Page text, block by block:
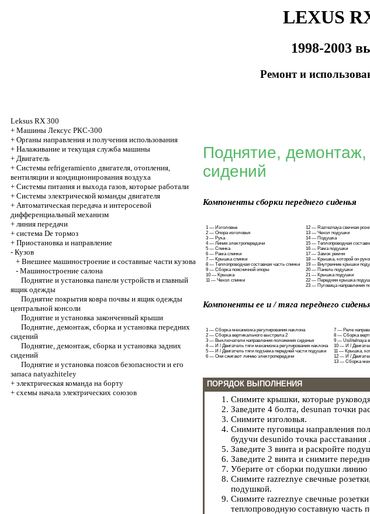
LEXUS
1998-2003
Ремонт и
Leksus RX 300
+ Машины Лексус РКС-300
+ Органы направления и получения использования
+ Налаживание и текущая служба машины
+ Двигатель
+ Системы refrigeramiento двигателя, отопления,
вентиляции и кондиционирования воздуха
+ Системы питания и выхода газов, которые работали
+ Системы электрической команды двигателя
+ Автоматическая передача и интеросевой
дифференциальный механизм
+ линия передачи
+ система De тормоз
+ Приостановка и направление
- Кузов
+ Внешнее машиностроение и составные части кузова
- Машиностроение салона
Поднятие и установка панели устройств и главный
ящик одежды
Поднятие покрытия ковра почвы и ящик одежды
центральной консоли
Поднятие и установка законченный крыши
Поднятие, демонтаж, сборка и установка передних
сидений
Поднятие, демонтаж, сборка и установка задних
сидений
Поднятие и установка поясов безопасности и его
запаса natyazhiteley
+ электрическая команда на борту
+ схемы начала электрических союзов
Поднятие, демонтаж,
сидений
Компоненты сборки переднего сиденья
1 — Изголовье
2 — Опора изголовья
3 — Рука
4 — Линия электропередачи
5 — Спинка
6 — Рама спинки
7 — Крышка спинки
8 — Теплопроводная составная часть спинки
9 — Сборка поясничной опоры
10 — Крышка
11 — Чехол спинки
12 — Razreznaya свечная
13 — Чехол подушки
14 — Подушка
15 — Теплопроводная
16 — Рама подушки
17 — Замок ремня
18 — Крышка, которой он
19 — Внутренние крышки
20 — Панель подушки
21 — Крышка подушки
22 — Передняя крышка
23 — Пуговица направления
Компоненты ее и / тяга переднего
1 — Сборка механизма регулирования наклона
2 — Сборка вертикального выстрела 2
3 — Выключатели направления положения сиденья
4 — И / Двигатель тяги механизма регулирования наклона
5 — И / Двигатель тяги подъема передней части подушки
6 — Они сжигают линию электропередачи
7 — Реле
8 — Сборка
9 — Usilitelnaya
10 — И /
11 — Крышка,
12 — И /
13 — Сборка
ПОРЯДОК ВЫПОЛНЕНИЯ
Снимите крышки, которые
Заведите 4 болта, desunan точки
Снимите изголовья.
Снимите пуговицы направления
будучи desunido точка расставания
Заведите 3 винта и раскройте
Заведите 2 винта и снимите
Уберите от сборки подушки линию
Снимите razreznye свечные
подушкой.
Снимите razreznye свечные
теплопроводную составную часть